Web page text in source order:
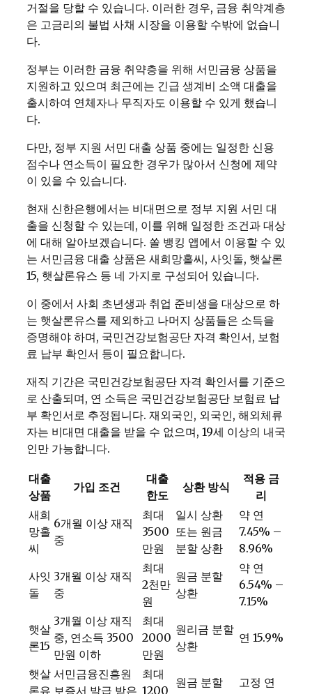
거절을 당할 수 있습니다. 이러한 경우, 금융 취약계층
은 고금리의 불법 사채 시장을 이용할 수밖에 없습니
다.
정부는 이러한 금융 취약층을 위해 서민금융 상품을
지원하고 있으며 최근에는 긴급 생계비 소액 대출을
출시하여 연체자나 무직자도 이용할 수 있게 했습니
다.
다만, 정부 지원 서민 대출 상품 중에는 일정한 신용
점수나 연소득이 필요한 경우가 많아서 신청에 제약
이 있을 수 있습니다.
현재 신한은행에서는 비대면으로 정부 지원 서민 대
출을 신청할 수 있는데, 이를 위해 일정한 조건과 대상
에 대해 알아보겠습니다. 쏠 뱅킹 앱에서 이용할 수 있
는 서민금융 대출 상품은 새희망홀씨, 사잇돌, 햇살론
15, 햇살론유스 등 네 가지로 구성되어 있습니다.
이 중에서 사회 초년생과 취업 준비생을 대상으로 하
는 햇살론유스를 제외하고 나머지 상품들은 소득을
증명해야 하며, 국민건강보험공단 자격 확인서, 보험
료 납부 확인서 등이 필요합니다.
재직 기간은 국민건강보험공단 자격 확인서를 기준으
로 산출되며, 연 소득은 국민건강보험공단 보험료 납
부 확인서로 추정됩니다. 재외국인, 외국인, 해외체류
자는 비대면 대출을 받을 수 없으며, 19세 이상의 내국
인만 가능합니다.
대출
상품
가입 조건
대출
한도
상환 방식
적용 금
리
새희
망홀
씨
6개월 이상 재직
중
최대
3500
만원
일시 상환
또는 원금
분할 상환
약 연
7.45% –
8.96%
사잇
돌
3개월 이상 재직
중
최대
2천만
원
원금 분할
상환
약 연
6.54% –
7.15%
햇살
론15
3개월 이상 재직
중, 연소득 3500
만원 이하
최대
2000
만원
원리금 분할
상환
연 15.9%
햇살
론유
서민금융진흥원
보증서 발급 받은
최대
1200
원금 분할
고정 연